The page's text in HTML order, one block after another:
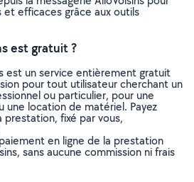
et efficaces grâce aux outils
est gratuit ?
est un service entièrement gratuit
pour tout utilisateur cherchant un
ou particulier, pour une
une location de matériel. Payez
fixé par vous,
en ligne de la prestation
sans aucune commission ni frais